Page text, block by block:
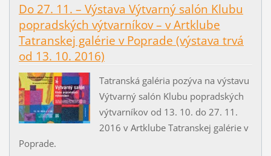
Do 27. 11. – Výstava Výtvarný salón Klubu
popradských výtvarníkov – v Artklube
Tatranskej galérie v Poprade (výstava trvá
od 13. 10. 2016)
Tatranská galéria pozýva na výstavu
Výtvarný salón Klubu popradských
výtvarníkov od 13. 10. do 27. 11.
2016 v Artklube Tatranskej galérie v
Poprade.